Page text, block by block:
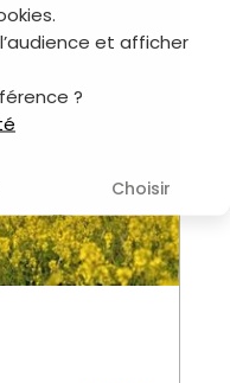
et afficher
?
Choisir